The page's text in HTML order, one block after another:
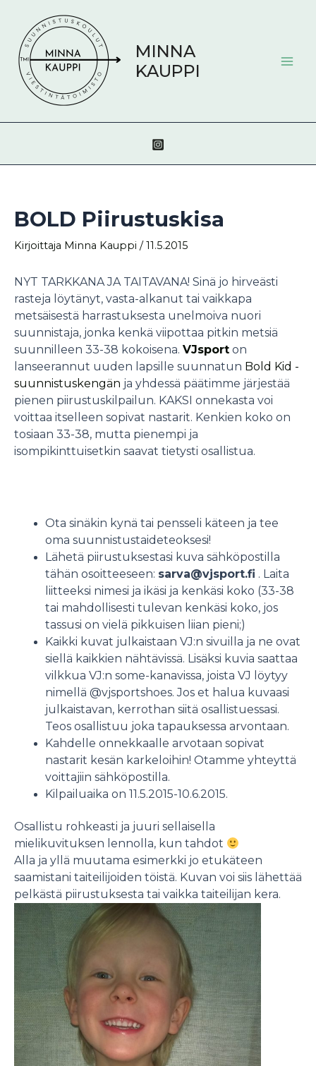
sisältöön
MINNA
KAUPPI
BOLD Piirustuskisa
Kirjoittaja Minna Kauppi /11.5.2015
NYT TARKKANA JA TAITAVANA! Sinä jo hirveästi
rasteja löytänyt, vasta-alkanut tai vaikkapa
metsäisestä harrastuksesta unelmoiva nuori
suunnistaja, jonka kenkä viipottaa pitkin metsiä
suunnilleen 33-38 kokoisena. VJsport on
lanseerannut uuden lapsille suunnatun Bold Kid -
suunnistuskengän ja yhdessä päätimme järjestää
pienen piirustuskilpailun. KAKSI onnekasta voi
voittaa itselleen sopivat nastarit. Kenkien koko on
tosiaan 33-38, mutta pienempi ja
isompikinttuisetkin saavat tietysti osallistua.
Ota sinäkin kynä tai pensseli käteen ja tee
oma suunnistustaideteoksesi!
Lähetä piirustuksestasi kuva sähköpostilla
tähän osoitteeseen: sarva@vjsport.fi. Laita
liitteeksi nimesi ja ikäsi ja kenkäsi koko (33-38
tai mahdollisesti tulevan kenkäsi koko, jos
tassusi on vielä pikkuisen liian pieni;)
Kaikki kuvat julkaistaan VJ:n sivuilla ja ne ovat
siellä kaikkien nähtävissä. Lisäksi kuvia saattaa
vilkkua VJ:n some-kanavissa, joista VJ löytyy
nimellä @vjsportshoes. Jos et halua kuvaasi
julkaistavan, kerrothan siitä osallistuessasi.
Teos osallistuu joka tapauksessa arvontaan.
Kahdelle onnekkaalle arvotaan sopivat
nastarit kesän karkeloihin! Otamme yhteyttä
voittajiin sähköpostilla.
Kilpailuaika on 11.5.2015-10.6.2015.
Osallistu rohkeasti ja juuri sellaisella
mielikuvituksen lennolla, kun tahdot
Alla ja yllä muutama esimerkki jo etukäteen
saamistani taiteilijoiden töistä. Kuvan voi siis lähettää
pelkästä piirustuksesta tai vaikka taiteilijan kera.
navigation